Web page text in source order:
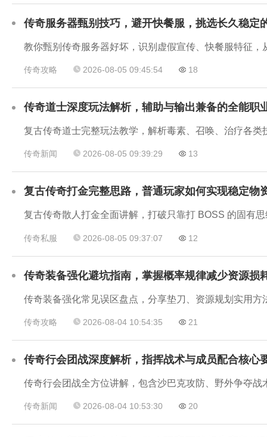
传奇服务器甄别技巧，避开快餐服，挑选长久稳定
教你甄别传奇服务器好坏，识别虚假宣传、快餐服特征
传奇攻略 2026-08-05 09:45:54 18
传奇道士深度玩法解析，辅助与输出兼备的全能职
复古传奇道士完整玩法教学，解析毒素、召唤、治疗各
传奇新闻 2026-08-05 09:39:29 13
复古传奇打金完整思路，普通玩家如何实现稳定物
复古传奇散人打金全面讲解，打破只靠打 BOSS 的固有
传奇私服 2026-08-05 09:37:07 12
传奇装备强化避坑指南，掌握概率规律减少资源损
传奇装备强化常见误区盘点，分享垫刀、资源规划实用
传奇攻略 2026-08-04 10:54:35 21
传奇行会团战深度解析，指挥战术与成员配合核心
传奇行会团战全方位讲解，包含沙巴克攻防、野外争夺
传奇新闻 2026-08-04 10:53:30 20